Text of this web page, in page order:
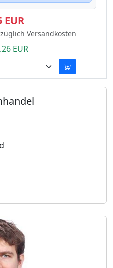
EUR
Versandkosten
EUR